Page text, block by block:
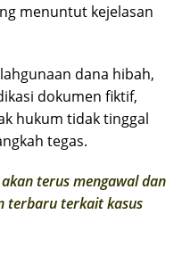
menuntut kejelasan
dana hibah,
dokumen fiktif,
hukum tidak tinggal
tegas.
terus mengawal dan
terbaru terkait kasus